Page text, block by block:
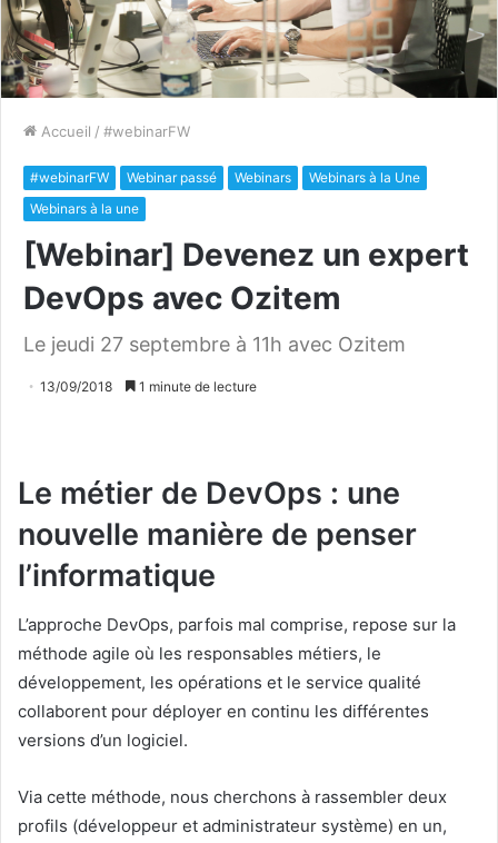
Accueil / #webinarFW
#webinarFW Webinar passé Webinars
Webinars à la Une
Webinars à la une
[Webinar] Devenez un expert
DevOps avec Ozitem
Le jeudi 27 septembre à 11h avec Ozitem
13/09/2018 1 minute de lecture
Le métier de DevOps : une
nouvelle manière de penser
l’informatique
L’approche DevOps, parfois mal comprise, repose sur la
méthode agile où les responsables métiers, le
développement, les opérations et le service qualité
collaborent pour déployer en continu les différentes
versions d’un logiciel.
Via cette méthode, nous cherchons à rassembler deux
profils (développeur et administrateur système) en un,